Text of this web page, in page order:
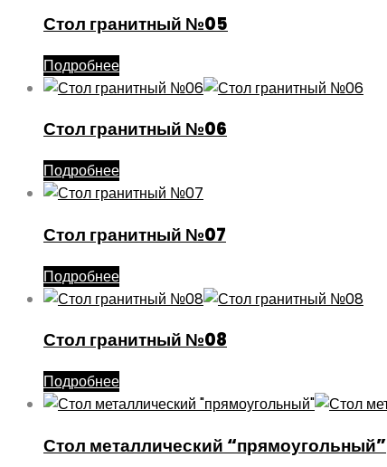
Стол гранитный №05
Подробнее
Стол гранитный №06
Подробнее
Стол гранитный №07
Подробнее
Стол гранитный №08
Подробнее
Стол металлический “прямоугольный”